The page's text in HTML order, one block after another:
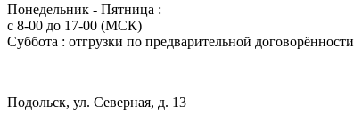
Понедельник - Пятница :
c 8-00 до 17-00 (МСК)
Суббота : отгрузки по предварительной договорённости
Подольск, ул. Северная, д. 13